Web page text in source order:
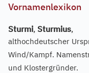
Vornamenlexikon
Sturmi, Sturmius,
althochdeutscher
Wind/Kampf.
und Klostergründer.